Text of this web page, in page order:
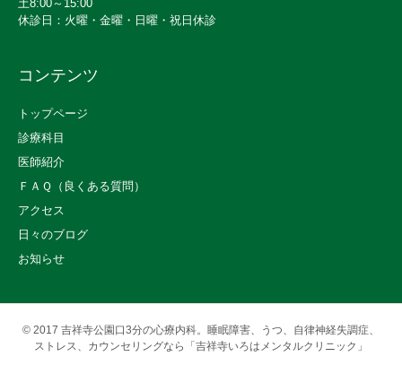
土8:00～15:00
休診日：火曜・金曜・日曜・祝日休診
コンテンツ
トップページ
診療科目
医師紹介
ＦＡＱ（良くある質問）
アクセス
日々のブログ
お知らせ
© 2017 吉祥寺公園口3分の心療内科。睡眠障害、うつ、自律神経失調症、
ストレス、カウンセリングなら「吉祥寺いろはメンタルクリニック」